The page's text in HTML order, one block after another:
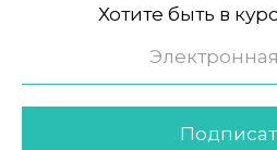
Хотите быть в